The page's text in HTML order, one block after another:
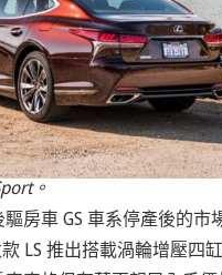
。
房車 GS 車系停產後的市
LS 推出搭載渦輪增壓四